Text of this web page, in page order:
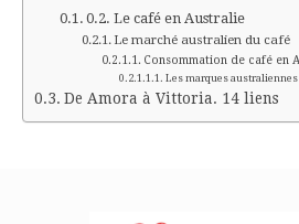
Le café en Australie
Le marché australien du café
Consommation de café en
Les marques australiennes
De Amora à Vittoria. 14 liens